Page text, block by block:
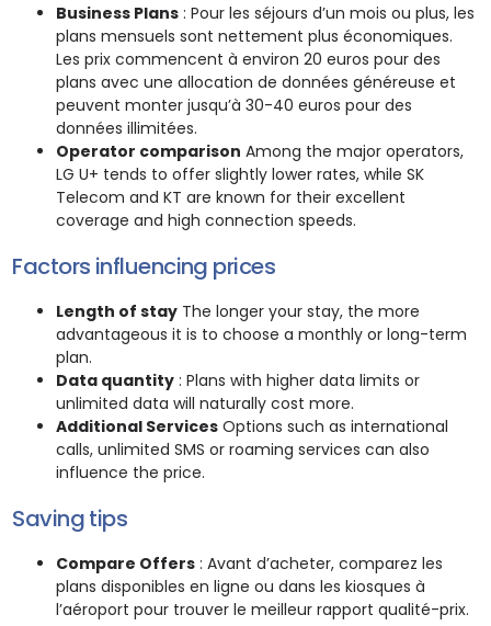
Business Plans : Pour les séjours d’un mois ou plus, les
plans mensuels sont nettement plus économiques.
Les prix commencent à environ 20 euros pour des
plans avec une allocation de données généreuse et
peuvent monter jusqu’à 30-40 euros pour des
données illimitées.
Operator comparison Among the major operators,
LG U+ tends to offer slightly lower rates, while SK
Telecom and KT are known for their excellent
coverage and high connection speeds.
Factors influencing prices
Length of stay The longer your stay, the more
advantageous it is to choose a monthly or long-term
plan.
Data quantity : Plans with higher data limits or
unlimited data will naturally cost more.
Additional Services Options such as international
calls, unlimited SMS or roaming services can also
influence the price.
Saving tips
Compare Offers : Avant d’acheter, comparez les
plans disponibles en ligne ou dans les kiosques à
l’aéroport pour trouver le meilleur rapport qualité-prix.